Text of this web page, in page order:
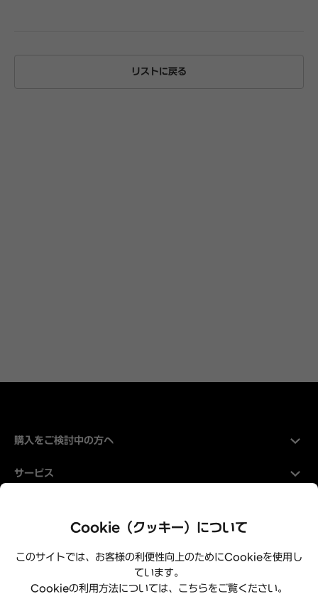
リストに戻る
購入をご検討中の方へ
サービス
Cookie（クッキー）について
このサイトでは、お客様の利便性向上のためにCookieを使用し
ています。
Cookieの利用方法については、こちらをご覧ください。